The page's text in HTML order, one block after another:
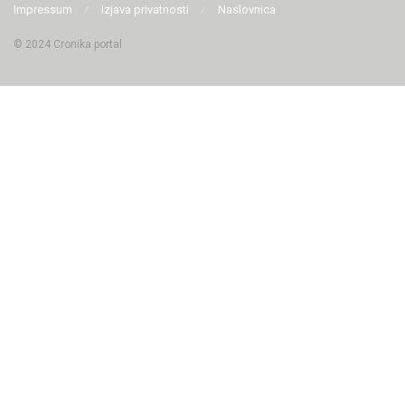
Impressum Izjava privatnosti Naslovnica
© 2024 Cronika portal